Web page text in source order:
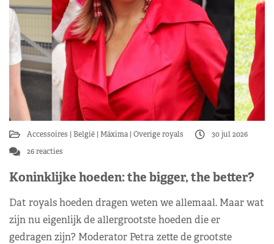
Accessoires België Máxima Overige royals
30 jul 2026
26 reacties
Koninklijke hoeden: the bigger, the better?
Dat royals hoeden dragen weten we allemaal. Maar wat
zijn nu eigenlijk de allergrootste hoeden die er
gedragen zijn? Moderator Petra zette de grootste